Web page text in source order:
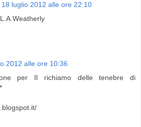
18 luglio 2012 alle ore 22:10
2012 alle ore 10:36
per Il richiamo delle tenebre di